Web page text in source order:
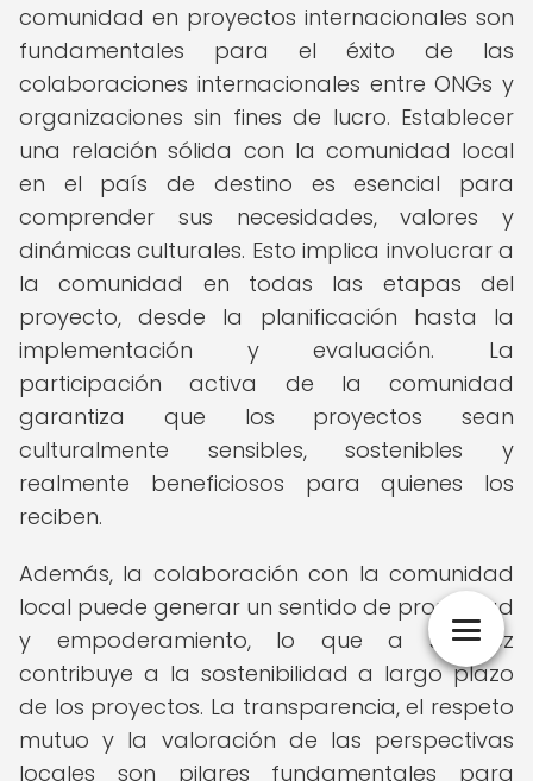
comunidad en proyectos internacionales son
fundamentales para el éxito de las
colaboraciones internacionales entre ONGs y
organizaciones sin fines de lucro. Establecer
una relación sólida con la comunidad local
en el país de destino es esencial para
comprender sus necesidades, valores y
dinámicas culturales. Esto implica involucrar a
la comunidad en todas las etapas del
proyecto, desde la planificación hasta la
implementación y evaluación. La
participación activa de la comunidad
garantiza que los proyectos sean
culturalmente sensibles, sostenibles y
realmente beneficiosos para quienes los
reciben.
Además, la colaboración con la comunidad
local puede generar un sentido de propiedad
y empoderamiento, lo que a su vez
contribuye a la sostenibilidad a largo plazo
de los proyectos. La transparencia, el respeto
mutuo y la valoración de las perspectivas
locales son pilares fundamentales para